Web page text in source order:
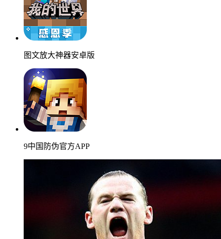
图文放大神器安卓版
9中国防伪官方APP